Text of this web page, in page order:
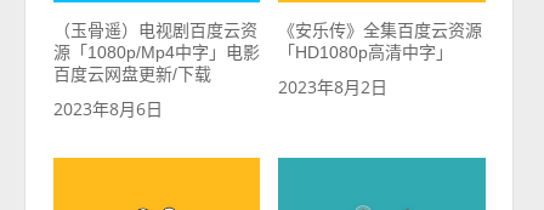
（玉骨遥）电视剧百度云资
源「1080p/Mp4中字」电影
百度云网盘更新/下载
2023年8月6日
《安乐传》全集百度云资源
「HD1080p高清中字」
2023年8月2日